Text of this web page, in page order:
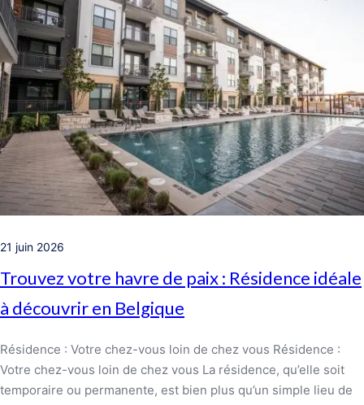
21 juin 2026
Trouvez votre havre de paix : Résidence idéale
à découvrir en Belgique
Résidence : Votre chez-vous loin de chez vous Résidence :
Votre chez-vous loin de chez vous La résidence, qu’elle soit
temporaire ou permanente, est bien plus qu’un simple lieu de